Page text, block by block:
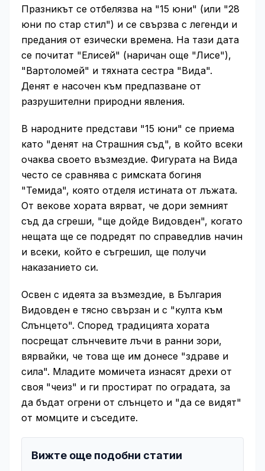
Празникът се отбелязва на "15 юни" (или "28
юни по стар стил") и се свързва с легенди и
предания от езически времена. На тази дата
се почитат "Елисей" (наричан още "Лисе"),
"Вартоломей" и тяхната сестра "Вида".
Денят е насочен към предпазване от
разрушителни природни явления.
В народните представи "15 юни" се приема
като "денят на Страшния съд", в който всеки
очаква своето възмездие. Фигурата на Вида
често се сравнява с римската богиня
"Темида", която отделя истината от лъжата.
От векове хората вярват, че дори земният
съд да сгреши, "ще дойде Видовден", когато
нещата ще се подредят по справедлив начин
и всеки, който е съгрешил, ще получи
наказанието си.
Освен с идеята за възмездие, в България
Видовден е тясно свързан и с "култа към
Слънцето". Според традицията хората
посрещат слънчевите лъчи в ранни зори,
вярвайки, че това ще им донесе "здраве и
сила". Младите момичета изнасят дрехи от
своя "чеиз" и ги простират по оградата, за
да бъдат огрени от слънцето и "да се видят"
от момците и съседите.
Вижте още подобни статии